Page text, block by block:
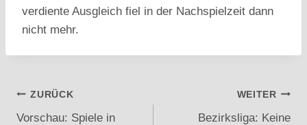
verdiente Ausgleich fiel in der Nachspielzeit dann
nicht mehr.
Beitragsnavigation
ZURÜCK
Vorschau: Spiele in
WEITER
Bezirksliga: Keine